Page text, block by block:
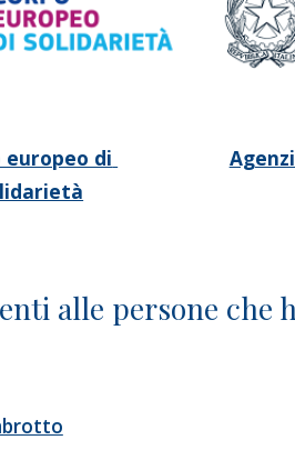
europeo di
alle persone che